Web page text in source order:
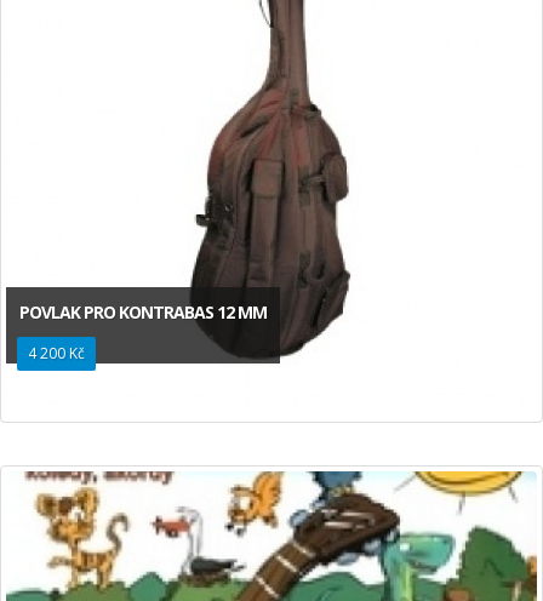
POVLAK PRO KONTRABAS 12 MM
4 200 Kč